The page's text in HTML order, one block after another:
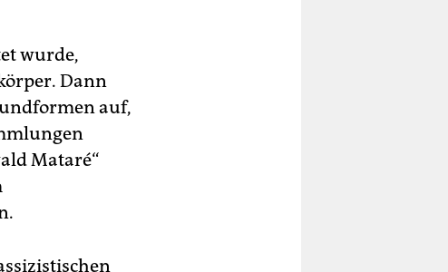
wurde,
Dann
auf,
Mataré“